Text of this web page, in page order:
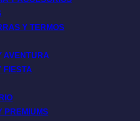
Y TERMOS
AVENTURA
FIESTA
PREMIUMS